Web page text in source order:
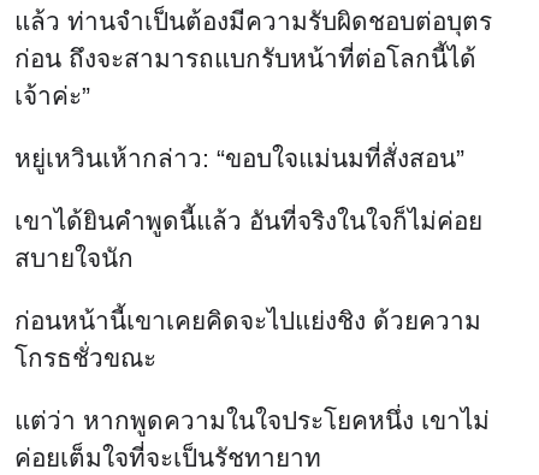
แล้ว ท่านจำเป็นต้องมีความรับผิดชอบต่อบุตร
ก่อน ถึงจะสามารถแบกรับหน้าที่ต่อโลกนี้ได้
เจ้าค่ะ”
หยู่เหวินเห้ากล่าว: “ขอบใจแม่นมที่สั่งสอน”
เขาได้ยินคำพูดนี้แล้ว อันที่จริงในใจก็ไม่ค่อย
สบายใจนัก
ก่อนหน้านี้เขาเคยคิดจะไปแย่งชิง ด้วยความ
โกรธชั่วขณะ
แต่ว่า หากพูดความในใจประโยคหนึ่ง เขาไม่
ค่อยเต็มใจที่จะเป็นรัชทายาท